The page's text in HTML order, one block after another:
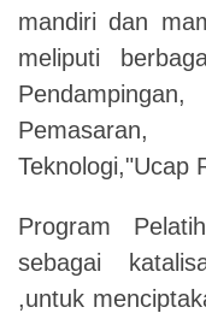
mandiri dan
meliputi
Pemasaran,
Teknologi,"Ucap
Program
sebagai
,untuk